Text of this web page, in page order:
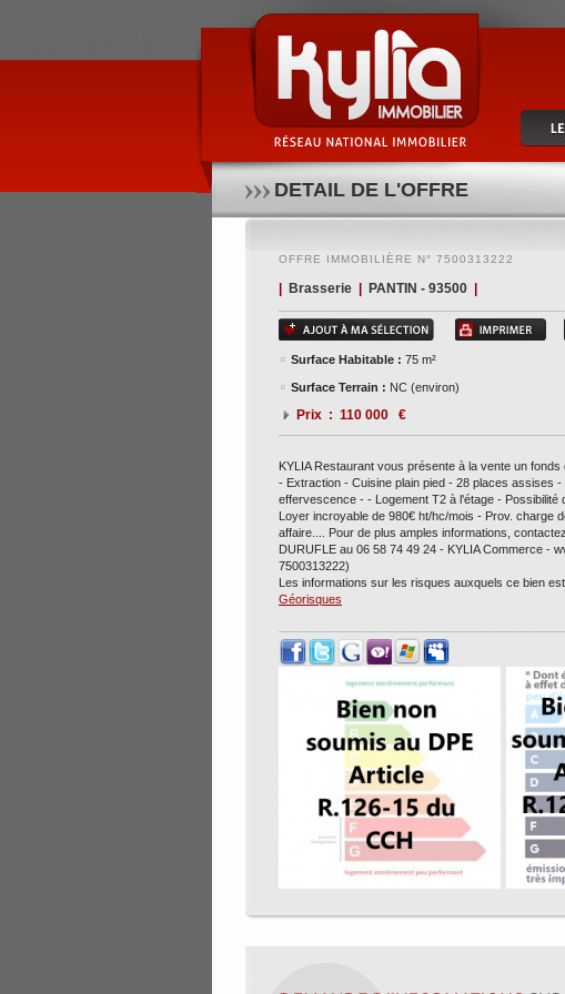
Kylia restaurant vous présente à la vente un fonds de
effervescence - - logement t2 à l'étage - possibilité de le
affaire.... pour de plus amples informations, contactez notre
DETAIL DE L'OFFRE
OFFRE IMMOBILIÈRE N° 7500313222
Brasserie PANTIN - 93500
Surface Habitable : 75 m²
Surface Terrain : NC (environ)
Prix : 110 000 €
KYLIA Restaurant vous présente à la vente un
- Extraction - Cuisine plain pied - 28 places assises
effervescence - - Logement T2 à l'étage - Possibilité
Loyer incroyable de 980€ ht/hc/mois - Prov. charge
affaire.... Pour de plus amples informations,
DURUFLE au 06 58 74 49 24 - KYLIA Commerce -
7500313222)
Les informations sur les risques auxquels ce bien
Géorisques